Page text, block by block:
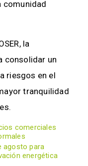
comunidad
la
consolidar un
riesgos en el
tranquilidad
comerciales
agosto para
energética